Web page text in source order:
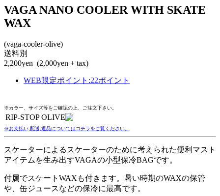
VAGA NANO COOLER WITH SKATE
WAX
(vaga-cooler-olive)
送料別
2,200yen (2,000yen + tax)
WEB限定ポイント :22ポイント
※カラー、サイズ等をご確認の上、ご注文下さい。
RIP-STOP OLIVE
※お支払い,配送,返品についてはコチラをご覧ください。
スケーターによるスケーターのために考えられた便利マスト
アイテムを生み出すVAGAの小型保冷BAGです。
付属でスケートWAXも付きます。暑い時期のWAXの保管
や、缶ジュースなどの保冷に最高です。